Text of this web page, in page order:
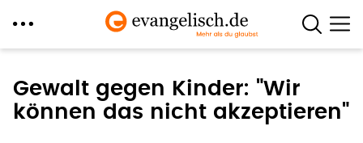
zum
Inhalt
Gewalt gegen Kinder: "Wir
können das nicht akzeptieren"